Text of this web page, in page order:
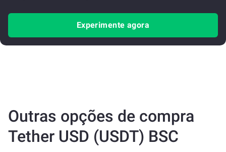
Experimente agora
Outras opções de compra
Tether USD (USDT) BSC